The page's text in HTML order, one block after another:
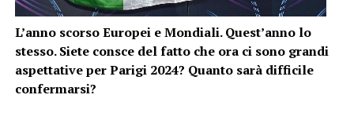
L’anno scorso Europei e Mondiali. Quest’anno lo
stesso. Siete consce del fatto che ora ci sono grandi
aspettative per Parigi 2024? Quanto sarà difficile
confermarsi?